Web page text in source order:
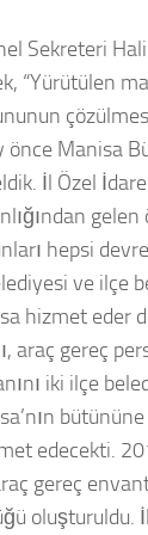
Sekreteri
“Yürütülen
Manisa
İl Özel
hepsi
ve ilçe
hizmet eder
araç gereç
iki ilçe
edecekti.
gereç